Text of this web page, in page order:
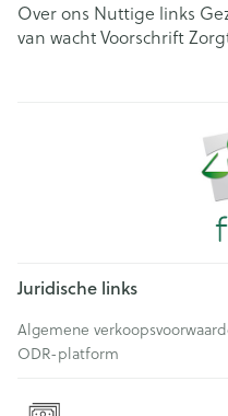
Over ons Nuttige links
van wachtVoorschrift
Juridische links
Algemene
ODR-platform